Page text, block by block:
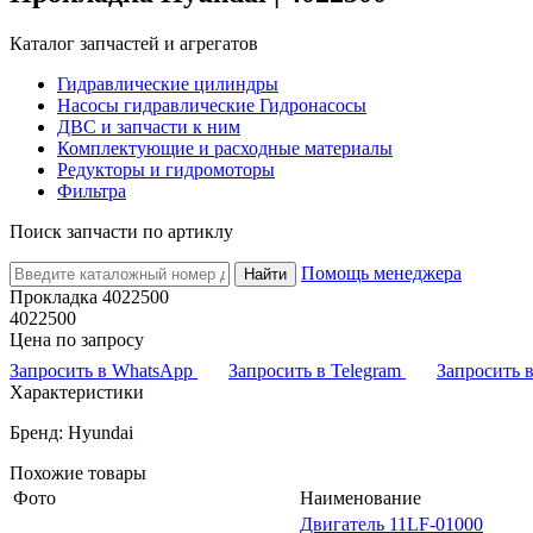
Каталог запчастей и агрегатов
Гидравлические цилиндры
Насосы гидравлические Гидронасосы
ДВС и запчасти к ним
Комплектующие и расходные материалы
Редукторы и гидромоторы
Фильтра
Поиск запчасти по артиклу
Найти
Помощь менеджера
Прокладка 4022500
4022500
Цена по запросу
Запросить в WhatsApp
Запросить в Telegram
Запросить
Характеристики
Бренд: Hyundai
Похожие товары
Фото
Наименование
Двигатель 11LF-01000